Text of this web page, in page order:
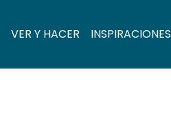
VER Y HACER INSPIRACIONES